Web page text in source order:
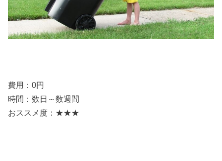
費用：0円
時間：数日～数週間
おススメ度：★★★